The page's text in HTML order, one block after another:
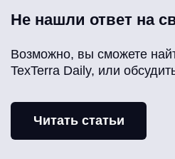
Не нашли ответ на
Возможно, вы сможете
TexTerra Daily, или
Читать статьи